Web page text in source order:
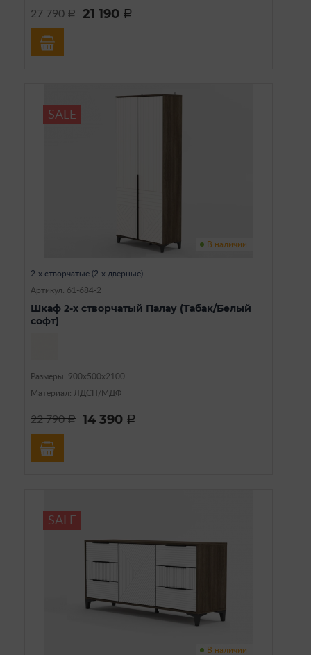
27 790a 21 190 a
SALE
В наличии
2-х створчатые (2-х дверные)
Артикул: 61-684-2
Шкаф 2-х створчатый Палау (Табак/Белый
софт)
Размеры: 900х500х2100
Материал: ЛДСП/МДФ
22 790a 14 390 a
SALE
В наличии